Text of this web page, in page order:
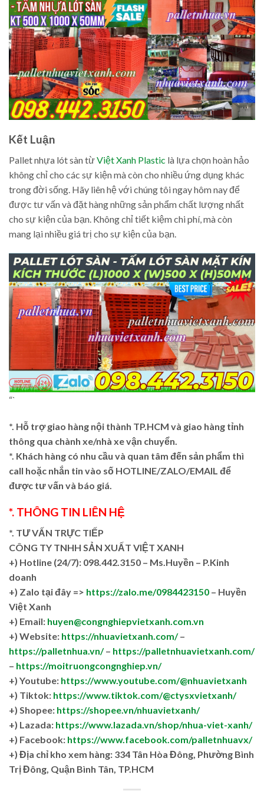
Kết Luận
Pallet nhựa lót sàn từViệt Xanh Plastic là lựa chọn hoàn hảo
không chỉ cho các sự kiện mà còn cho nhiều ứng dụng khác
trong đời sống. Hãy liên hệ với chúng tôi ngay hôm nay để
được tư vấn và đặt hàng những sản phẩm chất lượng nhất
cho sự kiện của bạn. Không chỉ tiết kiệm chi phí, mà còn
mang lại nhiều giá trị cho sự kiện của bạn.
“`
*. Hỗ trợ giao hàng nội thành TP.HCM và giao hàng tỉnh
thông qua chành xe/nhà xe vận chuyển.
*. Khách hàng có nhu cầu và quan tâm đến sản phẩm thì
call hoặc nhắn tin vào số HOTLINE/ZALO/EMAIL để
được tư vấn và báo giá.
*. THÔNG TIN LIÊN HỆ
*. TƯ VẤN TRỰC TIẾP
CÔNG TY TNHH SẢN XUẤT VIỆT XANH
+) Hotline (24/7): 098.442.3150 – Ms.Huyền – P.Kinh
doanh
+) Zalo tại đây => https://zalo.me/0984423150 – Huyền
Việt Xanh
+) Email: huyen@congnghiepvietxanh.com.vn
+) Website: https://nhuavietxanh.com/–
https://palletnhua.vn/– https://palletnhuavietxanh.com/
– https://moitruongcongnghiep.vn/
+) Youtube: https://www.youtube.com/@nhuavietxanh
+) Tiktok: https://www.tiktok.com/@ctysxvietxanh/
+) Shopee: https://shopee.vn/nhuavietxanh/
+) Lazada: https://www.lazada.vn/shop/nhua-viet-xanh/
+) Facebook: https://www.facebook.com/palletnhuavx/
+) Địa chỉ kho xem hàng: 334 Tân Hòa Đông, Phường Bình
Trị Đông, Quận Bình Tân, TP.HCM